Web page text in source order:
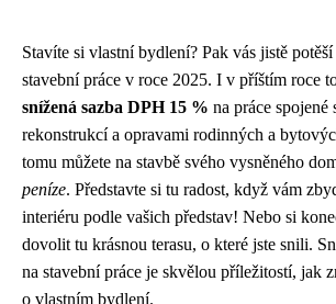
Stavíte si vlastní bydlení? Pak vás jistě
stavební práce v roce 2025. I v příštím roce
snížená sazba DPH 15 % na práce spojené
rekonstrukcí a opravami rodinných a
tomu můžete na stavbě svého vysněného
peníze. Představte si tu radost, když vám
interiéru podle vašich představ! Nebo si
dovolit tu krásnou terasu, o které jste snili.
na stavební práce je skvělou příležitostí, jak
o vlastním bydlení.